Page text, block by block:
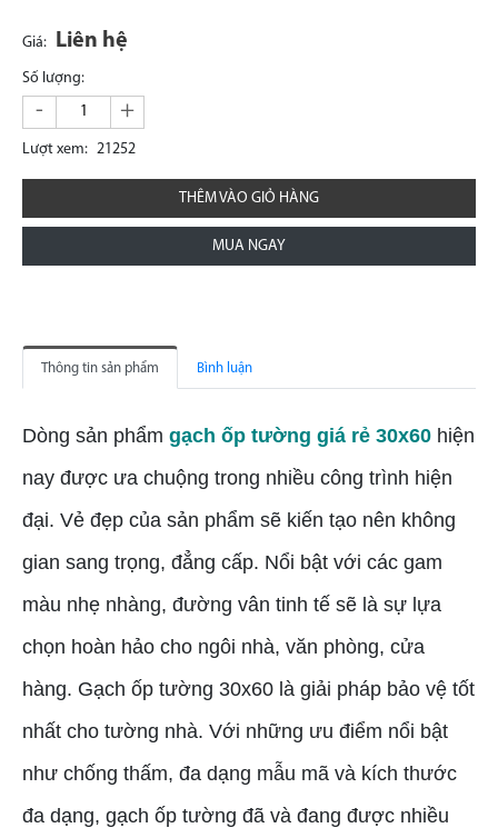
Giá: Liên hệ
Số lượng:
- +
Lượt xem: 21252
THÊM VÀO GIỎ HÀNG
MUA NGAY
Thông tin sản phẩm Bình luận
Dòng sản phẩm gạch ốp tường giá rẻ 30x60 hiện
nay được ưa chuộng trong nhiều công trình hiện
đại. Vẻ đẹp của sản phẩm sẽ kiến tạo nên không
gian sang trọng, đẳng cấp. Nổi bật với các gam
màu nhẹ nhàng, đường vân tinh tế sẽ là sự lựa
chọn hoàn hảo cho ngôi nhà, văn phòng, cửa
hàng. Gạch ốp tường 30x60 là giải pháp bảo vệ tốt
nhất cho tường nhà. Với những ưu điểm nổi bật
như chống thấm, đa dạng mẫu mã và kích thước
đa dạng, gạch ốp tường đã và đang được nhiều